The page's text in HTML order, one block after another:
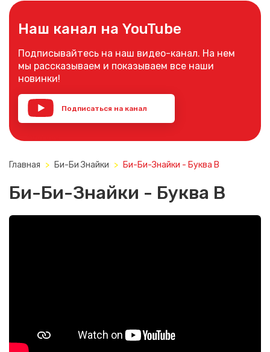
Наш канал на YouTube
Подписывайтесь на наш видео-канал. На нем
мы рассказываем и показываем все наши
новинки!
Подписаться на канал
Главная Би-Би Знайки Би-Би-Знайки - Буква В
Би-Би-Знайки - Буква В